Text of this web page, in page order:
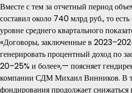
Вместе с тем за отчетный период
составил около 740 млрд руб., то
уровне среднего квартального
«Договоры, заключенные в
генерировать процентный доход по
20–25% и более»,— поясняет
компании СДМ Михаил Винников. В
фондирования продолжает снижаться